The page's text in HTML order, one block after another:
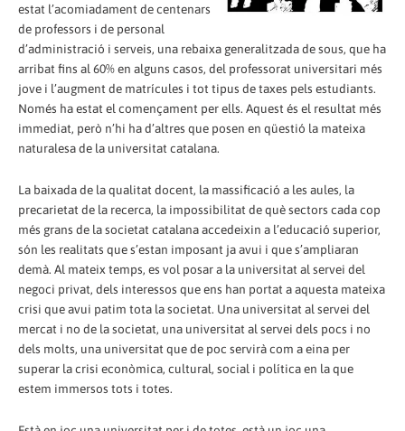
estat l’acomiadament de centenars
de professors i de personal
d’administració i serveis, una rebaixa generalitzada de sous, que ha
arribat fins al 60% en alguns casos, del professorat universitari més
jove i l’augment de matrícules i tot tipus de taxes pels estudiants.
Només ha estat el començament per ells. Aquest és el resultat més
immediat, però n’hi ha d’altres que posen en qüestió la mateixa
naturalesa de la universitat catalana.
La baixada de la qualitat docent, la massificació a les aules, la
precarietat de la recerca, la impossibilitat de què sectors cada cop
més grans de la societat catalana accedeixin a l’educació superior,
són les realitats que s’estan imposant ja avui i que s’ampliaran
demà. Al mateix temps, es vol posar a la universitat al servei del
negoci privat, dels interessos que ens han portat a aquesta mateixa
crisi que avui patim tota la societat. Una universitat al servei del
mercat i no de la societat, una universitat al servei dels pocs i no
dels molts, una universitat que de poc servirà com a eina per
superar la crisi econòmica, cultural, social i política en la que
estem immersos tots i totes.